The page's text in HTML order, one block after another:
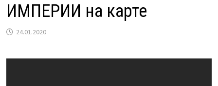
ИМПЕРИИ на карте
24.01.2020